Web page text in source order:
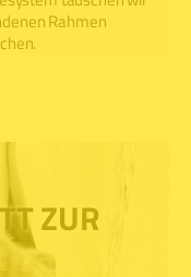
Rahmen
ZUR